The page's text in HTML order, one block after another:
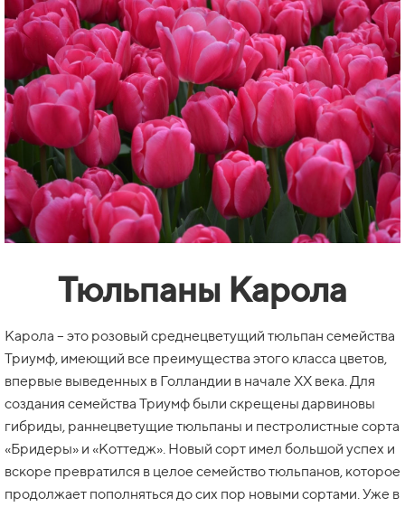
Тюльпаны Карола
Карола – это розовый среднецветущий тюльпан семейства
Триумф, имеющий все преимущества этого класса цветов,
впервые выведенных в Голландии в начале XX века. Для
создания семейства Триумф были скрещены дарвиновы
гибриды, раннецветущие тюльпаны и пестролистные сорта
«Бридеры» и «Коттедж». Новый сорт имел большой успех и
вскоре превратился в целое семейство тюльпанов, которое
продолжает пополняться до сих пор новыми сортами. Уже в